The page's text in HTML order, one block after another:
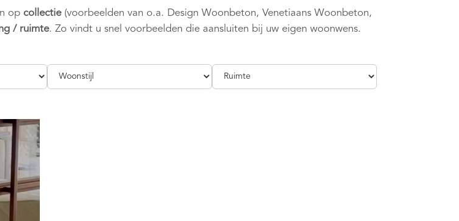
opcollectie(voorbeelden van o.a. Design Woonbeton, Venetiaans Woonbeton,
/ ruimte. Zo vindt u snel voorbeelden die aansluiten bij uw eigen woonwens.